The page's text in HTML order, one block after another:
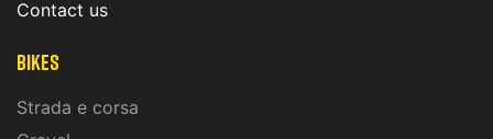
Contact us
Bikes
Strada e corsa